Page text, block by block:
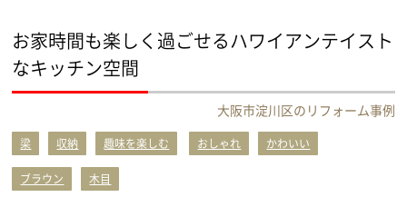
お家時間も楽しく過ごせるハワイアンテイスト
なキッチン空間
大阪市淀川区のリフォーム事例
梁 収納 趣味を楽しむ おしゃれ かわいい
ブラウン 木目